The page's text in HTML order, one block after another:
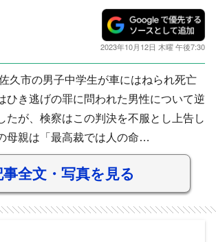
2023年10月12日 木曜 午後7:30
久市の男子中学生が車にはねられ死亡
ひき逃げの罪に問われた男性について逆
たが、検察はこの判決を不服とし上告し
母親は「最高裁では人の命…
事全文・写真を見る